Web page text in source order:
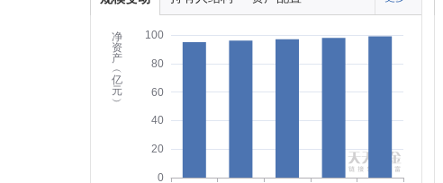
净
资
产
︵
亿
元
︶
0
20
40
60
80
100